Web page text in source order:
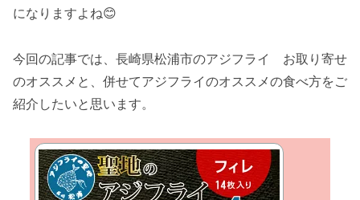
になりますよね😊
今回の記事では、長崎県松浦市のアジフライ お取り寄せ
のオススメと、併せてアジフライのオススメの食べ方をご
紹介したいと思います。